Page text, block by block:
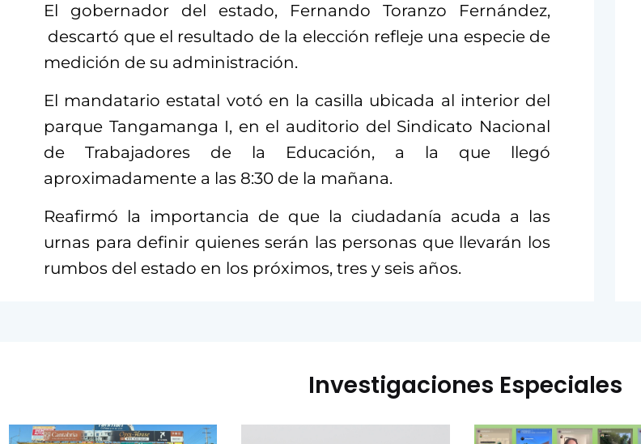
El gobernador del estado, Fernando Toranzo Fernández,
descartó que el resultado de la elección refleje una especie de
medición de su administración.
El mandatario estatal votó en la casilla ubicada al interior del
parque Tangamanga I, en el auditorio del Sindicato Nacional
de Trabajadores de la Educación, a la que llegó
aproximadamente a las 8:30 de la mañana.
Reafirmó la importancia de que la ciudadanía acuda a las
urnas para definir quienes serán las personas que llevarán los
rumbos del estado en los próximos, tres y seis años.
Investigaciones Especiales